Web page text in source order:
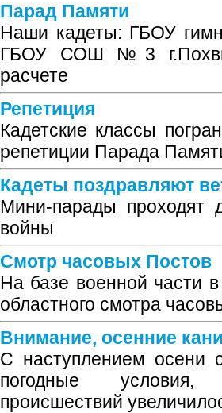
Парад Памяти
Наши кадеты: ГБОУ
ГБОУ СОШ №3
расчете
Репетиция
Кадетские классы
репетиции Парада
Кадеты поздравляют
Мини-парады проходят
войны
Смотр часовых Постов
На базе военной части
областного смотра
Внимание, осенние
С наступлением осени
погодные условия,
происшествий